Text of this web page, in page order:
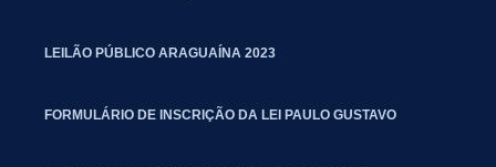
LEILÃO PÚBLICO ARAGUAÍNA 2023
FORMULÁRIO DE INSCRIÇÃO DA LEI PAULO GUSTAVO